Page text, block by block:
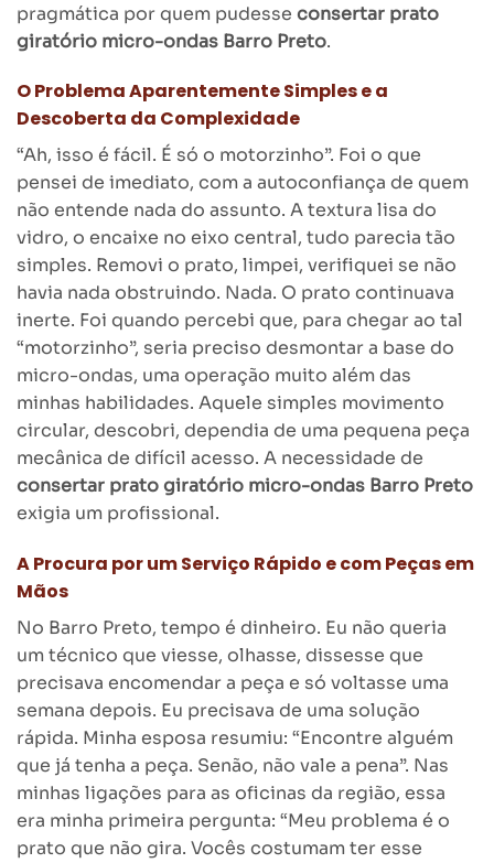
pragmática por quem pudesse consertar prato
giratório micro-ondas Barro Preto.
O Problema Aparentemente Simples e a
Descoberta da Complexidade
“Ah, isso é fácil. É só o motorzinho”. Foi o que
pensei de imediato, com a autoconfiança de quem
não entende nada do assunto. A textura lisa do
vidro, o encaixe no eixo central, tudo parecia tão
simples. Removi o prato, limpei, verifiquei se não
havia nada obstruindo. Nada. O prato continuava
inerte. Foi quando percebi que, para chegar ao tal
“motorzinho”, seria preciso desmontar a base do
micro-ondas, uma operação muito além das
minhas habilidades. Aquele simples movimento
circular, descobri, dependia de uma pequena peça
mecânica de difícil acesso. A necessidade de
consertar prato giratório micro-ondas Barro Preto
exigia um profissional.
A Procura por um Serviço Rápido e com Peças em
Mãos
No Barro Preto, tempo é dinheiro. Eu não queria
um técnico que viesse, olhasse, dissesse que
precisava encomendar a peça e só voltasse uma
semana depois. Eu precisava de uma solução
rápida. Minha esposa resumiu: “Encontre alguém
que já tenha a peça. Senão, não vale a pena”. Nas
minhas ligações para as oficinas da região, essa
era minha primeira pergunta: “Meu problema é o
prato que não gira. Vocês costumam ter esse